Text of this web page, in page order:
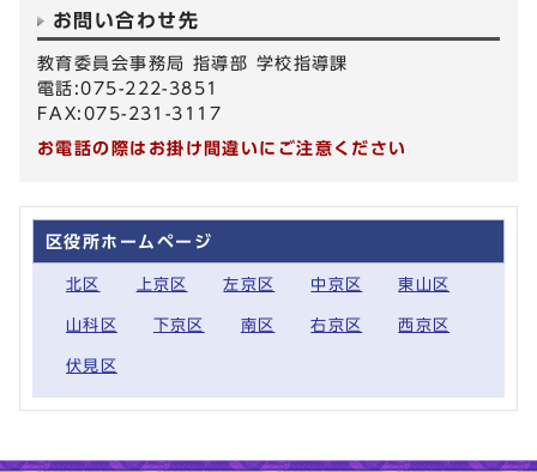
お問い合わせ先
教育委員会事務局 指導部 学校指導課
電話:075-222-3851
FAX:075-231-3117
お電話の際はお掛け間違いにご注意ください
区役所ホームページ
北区 上京区 左京区 中京区 東山区
山科区 下京区 南区 右京区 西京区
伏見区